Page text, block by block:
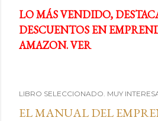
LO MÁS VENDIDO,
DESCUENTOS EN
AMAZON. VER
LIBRO SELECCIONADO. MUY
EL MANUAL DEL